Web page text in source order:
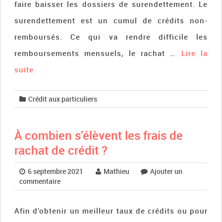
faire baisser les dossiers de surendettement. Le
surendettement est un cumul de crédits non-
remboursés. Ce qui va rendre difficile les
remboursements mensuels, le rachat … Lire la
suite­­
Crédit aux particuliers
À combien s’élèvent les frais de
rachat de crédit ?
6 septembre 2021 Mathieu
Ajouter un
commentaire
Afin d’obtenir un meilleur taux de crédits ou pour